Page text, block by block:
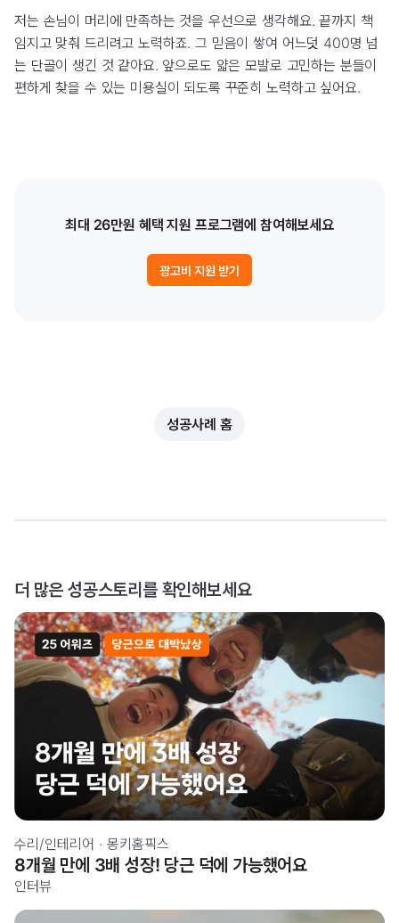
저는 손님이 머리에 만족하는 것을 우선으로 생각해요. 끝까지 책
임지고 맞춰 드리려고 노력하죠. 그 믿음이 쌓여 어느덧 400명 넘
는 단골이 생긴 것 같아요. 앞으로도 얇은 모발로 고민하는 분들이
편하게 찾을 수 있는 미용실이 되도록 꾸준히 노력하고 싶어요.
최대 26만원 혜택 지원 프로그램에 참여해보세요
광고비 지원 받기
성공사례 홈
더 많은 성공스토리를 확인해보세요
수리/인테리어 · 몽키홈픽스
8개월 만에 3배 성장! 당근 덕에 가능했어요
인터뷰